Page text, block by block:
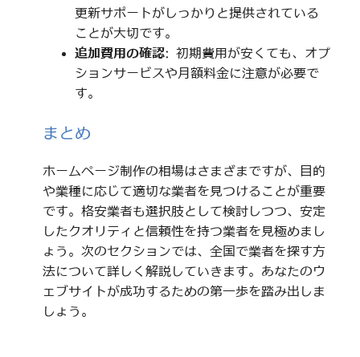
更新サポートがしっかりと提供されている
ことが大切です。
追加費用の確認: 初期費用が安くても、オプ
ションサービスや月額料金に注意が必要で
す。
まとめ
ホームページ制作の相場はさまざまですが、目的
や業種に応じて適切な業者を見つけることが重要
です。格安業者も選択肢として検討しつつ、安定
したクオリティと信頼性を持つ業者を見極めまし
ょう。次のセクションでは、全国で業者を探す方
法について詳しく解説していきます。あなたのウ
ェブサイトが成功するための第一歩を踏み出しま
しょう。